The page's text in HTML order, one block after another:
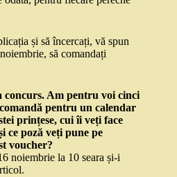
și să încercați, vă spun
să comandați
concurs. Am pentru voi cinci
pentru un calendar
prințese, cui îi veți face
ce poză veți pune pe
voucher?
noiembrie la 10 seara și-i